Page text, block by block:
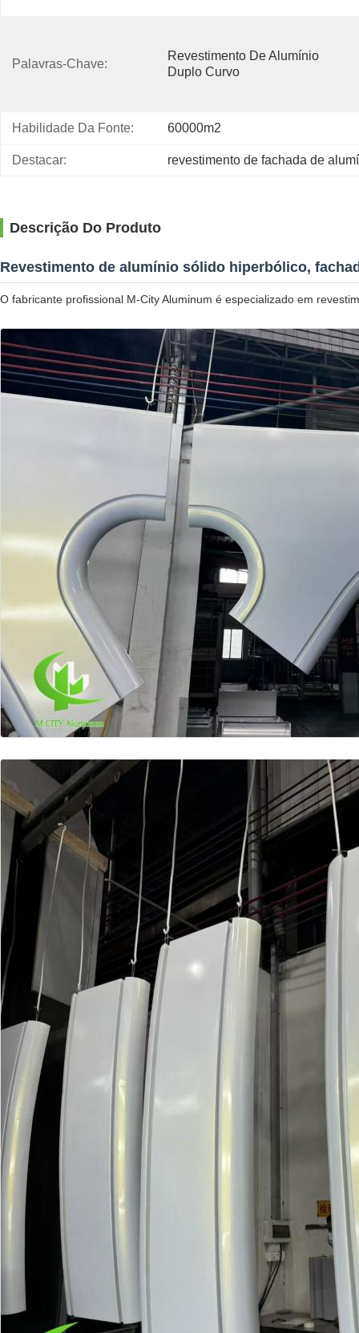
Palavras-Chave:
Revestimento De Alumínio
Duplo Curvo
Habilidade Da Fonte: 60000m2
Destacar: revestimento de fachada de
Descrição Do Produto
Revestimento de alumínio sólido hiperbólico,
O fabricante profissional M-City Aluminum é especializado em